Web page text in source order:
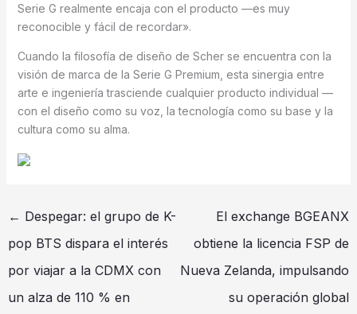
Serie G realmente encaja con el producto —es muy
reconocible y fácil de recordar».
Cuando la filosofía de diseño de Scher se encuentra con la
visión de marca de la Serie G Premium, esta sinergia entre
arte e ingeniería trasciende cualquier producto individual —
con el diseño como su voz, la tecnología como su base y la
cultura como su alma.
← Despegar: el grupo de K-
pop BTS dispara el interés
por viajar a la CDMX con
un alza de 110 % en
El exchange BGEANX
obtiene la licencia FSP de
Nueva Zelanda, impulsando
su operación global